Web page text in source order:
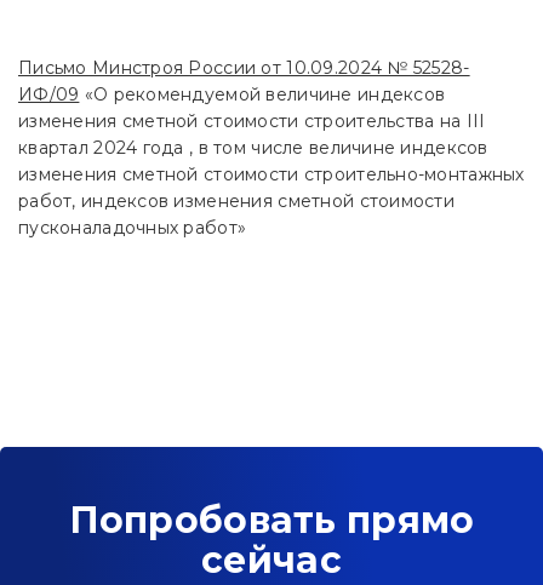
Письмо Минстроя России от 10.09.2024 № 52528-
ИФ/09 «О рекомендуемой величине индексов
изменения сметной стоимости строительства на III
квартал 2024 года , в том числе величине индексов
изменения сметной стоимости строительно-монтажных
работ, индексов изменения сметной стоимости
пусконаладочных работ»
Попробовать прямо
сейчас